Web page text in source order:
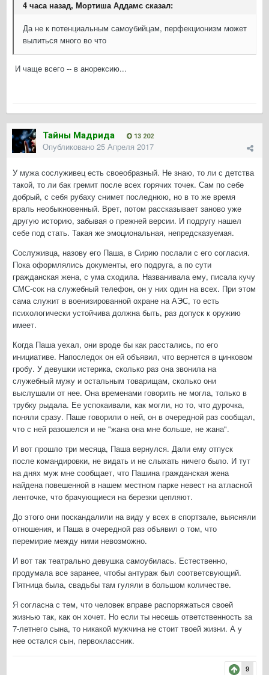
4 часа назад, Мортиша Аддамс сказал:
Да не к потенциальным самоубийцам, перфекционизм может
вылиться много во что
И чаще всего -- в анорексию...
Тайны Мадрида 13 202
Опубликовано 25 Апреля 2017
У мужа сослуживец есть своеобразный. Не знаю, то ли с детства
такой, то ли бак гремит после всех горячих точек. Сам по себе
добрый, с себя рубаху снимет последнюю, но в то же время
враль необыкновенный. Врет, потом рассказывает заново уже
другую историю, забывая о прежней версии. И подругу нашел
себе под стать. Такая же эмоциональная, непредсказуемая.
Сослуживца, назову его Паша, в Сирию послали с его согласия.
Пока оформлялись документы, его подруга, а по сути
гражданская жена, с ума сходила. Названивала ему, писала кучу
СМС-сок на служебный телефон, он у них один на всех. При этом
сама служит в военизированной охране на АЭС, то есть
психологически устойчива должна быть, раз допуск к оружию
имеет.
Когда Паша уехал, они вроде бы как расстались, по его
инициативе. Напоследок он ей объявил, что вернется в цинковом
гробу. У девушки истерика, сколько раз она звонила на
служебный мужу и остальным товарищам, сколько они
выслушали от нее. Она временами говорить не могла, только в
трубку рыдала. Ее успокаивали, как могли, но то, что дурочка,
поняли сразу. Паше говорили о ней, он в очередной раз сообщал,
что с ней разошелся и не "жана она мне больше, не жана".
И вот прошло три месяца, Паша вернулся. Дали ему отпуск
после командировки, не видать и не слыхать ничего было. И тут
на днях муж мне сообщает, что Пашина гражданская жена
найдена повешенной в нашем местном парке невест на атласной
ленточке, что брачующиеся на березки цепляют.
До этого они поскандалили на виду у всех в спортзале, выясняли
отношения, и Паша в очередной раз объявил о том, что
перемирие между ними невозможно.
И вот так театрально девушка самоубилась. Естественно,
продумала все заранее, чтобы антураж был соответсвующий.
Пятница была, свадьбы там гуляли в большом количестве.
Я согласна с тем, что человек вправе распоряжаться своей
жизнью так, как он хочет. Но если ты несешь ответственность за
7-летнего сына, то никакой мужчина не стоит твоей жизни. А у
нее остался сын, первоклассник.
9